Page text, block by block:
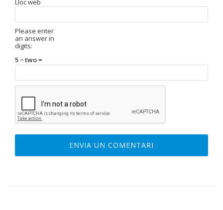
Lloc web
Please enter
an answer in
digits:
5 − two =